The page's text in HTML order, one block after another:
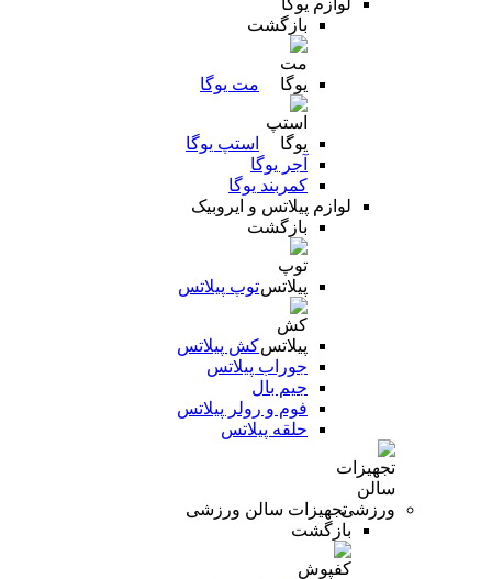
لوازم یوگا
بازگشت
مت یوگا
استپ یوگا
آجر یوگا
کمربند یوگا
لوازم پیلاتس و ایروبیک
بازگشت
توپ پیلاتس
کش پیلاتس
جوراب پیلاتس
جیم بال
فوم و رولر پیلاتس
حلقه پیلاتس
تجهیزات سالن ورزشی
بازگشت